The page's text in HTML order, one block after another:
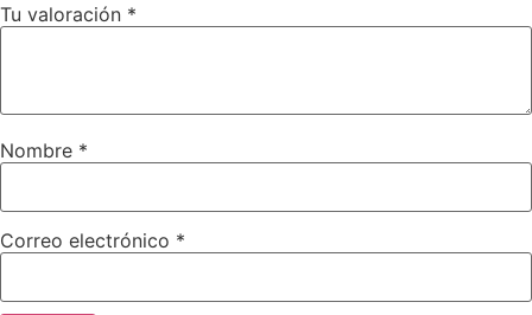
Tu valoración *
Nombre *
Correo electrónico *